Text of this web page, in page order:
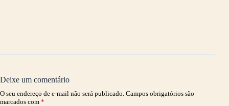
Deixe um comentário
O seu endereço de e-mail não será publicado. Campos obrigatórios são
marcados com *